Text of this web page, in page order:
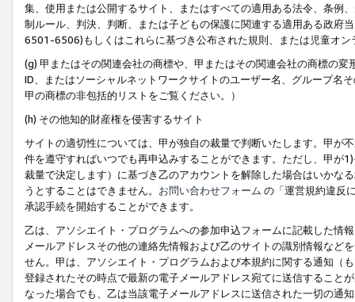
集、使用または公開するサイト、またはすべての適用ある法令、条例
制ルール、判決、判断、または子どもの保護に関連する適用ある政府
6501-6506)もしくはこれらに基づき公布された規則、または児童オン
(g) 甲またはその関連会社の商標や、甲またはその関連会社の商標の
ID、またはソーシャルネットワークサイトのユーザー名、グループ名
甲の商標の非包括的リストをご覧ください。）
(h) その他知的財産権を侵害するサイト
サイトの適切性については、甲が独自の裁量で判断いたします。甲が
件を遵守すればいつでも再申込みすることができます。ただし、甲が
裁量で決定します）に基づき乙のアカウントを解除した場合はいかな
うとすることはできません。 お問い合わせフォーム の「運営規約違反
承認手続を開始することができます。
乙は、アソシエイト・プログラムへの参加申込フォームに記載した情
メールアドレスその他の連絡先情報および乙のサイトの識別情報など
せん。甲は、アソシエイト・プログラムおよび本規約に関する通知（
登録されたその時点で最新の電子メールアドレス宛てに送信すること
なった場合でも、乙は当該電子メールアドレスに送信された一切の通